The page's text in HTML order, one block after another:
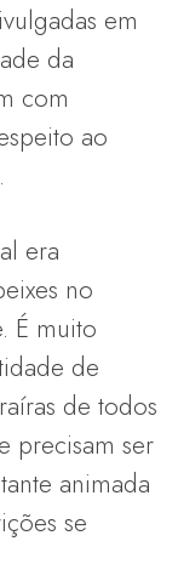
em
da
com
ao
era
no
É muito
de
de todos
precisam ser
animada
se